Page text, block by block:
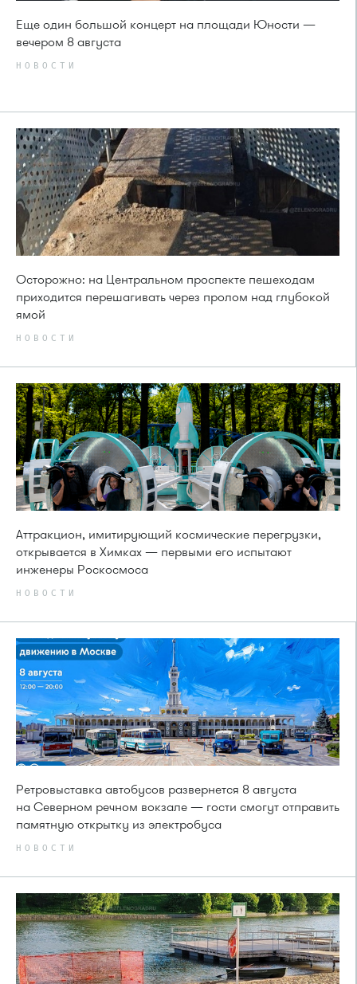
Еще один большой концерт на площади Юности —
вечером 8 августа
НОВОСТИ
Осторожно: на Центральном проспекте пешеходам
приходится перешагивать через пролом над глубокой
ямой
НОВОСТИ
Аттракцион, имитирующий космические перегрузки,
открывается в Химках — первыми его испытают
инженеры Роскосмоса
НОВОСТИ
Ретровыставка автобусов развернется 8 августа
на Северном речном вокзале — гости смогут отправить
памятную открытку из электробуса
НОВОСТИ